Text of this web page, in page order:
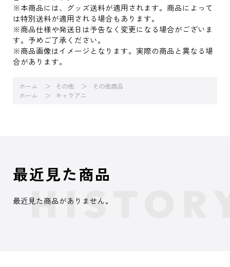
※本商品には、グッズ送料が適用されます。商品によって
は特別送料が適用される場合もあります。
※商品仕様や発送日は予告なく変更になる場合がございま
す。予めご了承ください。
※商品画像はイメージとなります。実際の商品と異なる場
合があります。
ホーム その他
その他商品
ホーム
キャラアニ
最近見た商品
最近見た商品がありません。